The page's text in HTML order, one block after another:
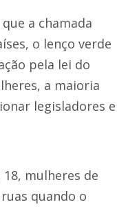
a chamada
o lenço verde
pela lei do
a maioria
legisladores e
mulheres de
quando o